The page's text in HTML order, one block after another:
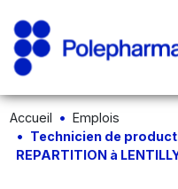
Accueil
Emplois
Technicien de
REPARTITION à